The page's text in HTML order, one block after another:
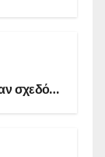
σχεδόν